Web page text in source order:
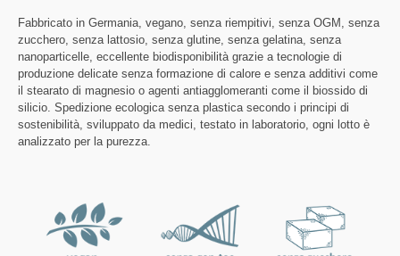
Fabbricato in Germania, vegano, senza riempitivi, senza OGM, senza
zucchero, senza lattosio, senza glutine, senza gelatina, senza
nanoparticelle, eccellente biodisponibilità grazie a tecnologie di
produzione delicate senza formazione di calore e senza additivi come
il stearato di magnesio o agenti antiagglomeranti come il biossido di
silicio. Spedizione ecologica senza plastica secondo i principi di
sostenibilità, sviluppato da medici, testato in laboratorio, ogni lotto è
analizzato per la purezza.